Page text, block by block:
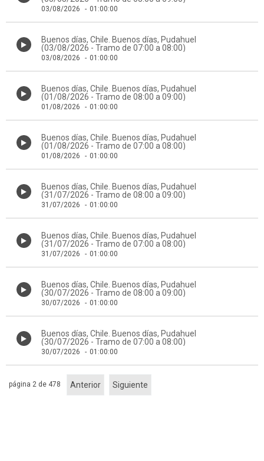
03/08/2026 - 01:00:00
Buenos días, Chile. Buenos días, Pudahuel
(03/08/2026 - Tramo de 07:00 a 08:00)
03/08/2026 - 01:00:00
Buenos días, Chile. Buenos días, Pudahuel
(01/08/2026 - Tramo de 08:00 a 09:00)
01/08/2026 - 01:00:00
Buenos días, Chile. Buenos días, Pudahuel
(01/08/2026 - Tramo de 07:00 a 08:00)
01/08/2026 - 01:00:00
Buenos días, Chile. Buenos días, Pudahuel
(31/07/2026 - Tramo de 08:00 a 09:00)
31/07/2026 - 01:00:00
Buenos días, Chile. Buenos días, Pudahuel
(31/07/2026 - Tramo de 07:00 a 08:00)
31/07/2026 - 01:00:00
Buenos días, Chile. Buenos días, Pudahuel
(30/07/2026 - Tramo de 08:00 a 09:00)
30/07/2026 - 01:00:00
Buenos días, Chile. Buenos días, Pudahuel
(30/07/2026 - Tramo de 07:00 a 08:00)
30/07/2026 - 01:00:00
Anterior Siguiente
página 2 de 478